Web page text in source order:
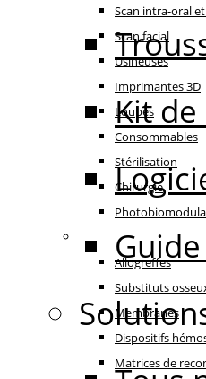
Scan intra-oral
Scan facial
Usineuses
Imprimantes 3D
Loupes
Consommables
Stérilisation
Chirurgie
Régénération
Allogreffes
Substituts
Membranes
Dispositifs
Matrices de
Kit